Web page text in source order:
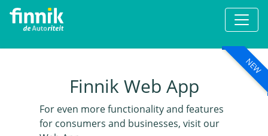
NEW
Finnik Web App
For even more functionality and features
for consumers and businesses, visit our